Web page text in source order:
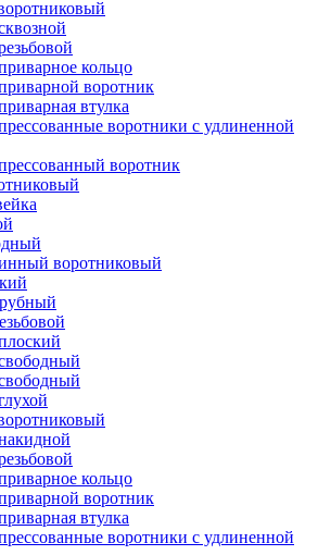
кольцо
воротник
втулка
воротники с удлиненной
воротник
воротниковый
кольцо
воротник
втулка
воротники с удлиненной